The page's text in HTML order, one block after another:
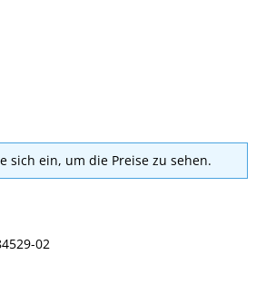
sich ein, um die Preise zu sehen.
02